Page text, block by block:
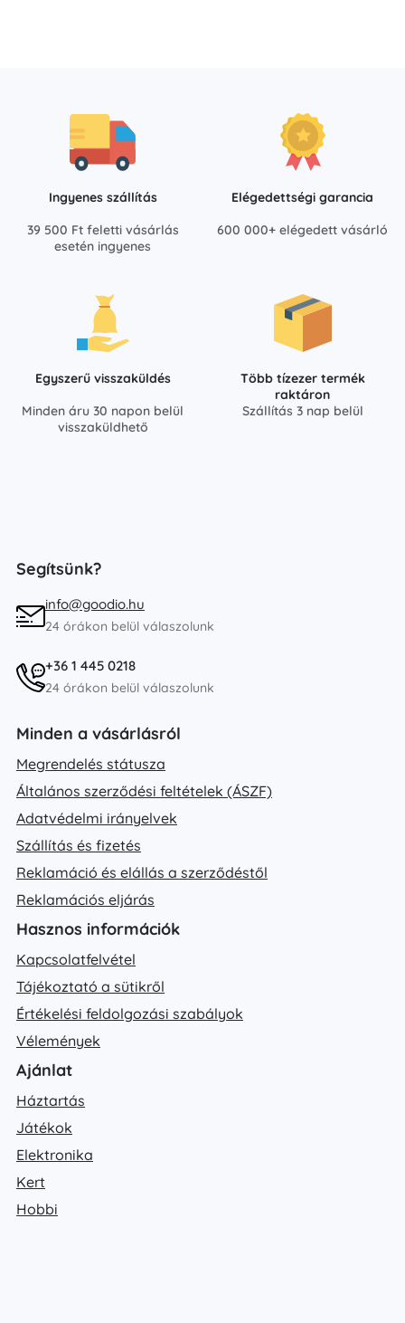
Ingyenes szállítás
39 500 Ft feletti vásárlás
esetén ingyenes
Elégedettségi garancia
600 000+ elégedett vásárló
Egyszerű visszaküldés
Minden áru 30 napon belül
visszaküldhető
Több tízezer termék
raktáron
Szállítás 3 nap belül
Segítsünk?
info@goodio.hu
24 órákon belül válaszolunk
+36 1 445 0218
24 órákon belül válaszolunk
Minden a vásárlásról
Megrendelés státusza
Általános szerződési feltételek (ÁSZF)
Adatvédelmi irányelvek
Szállítás és fizetés
Reklamáció és elállás a szerződéstől
Reklamációs eljárás
Hasznos információk
Kapcsolatfelvétel
Tájékoztató a sütikről
Értékelési feldolgozási szabályok
Vélemények
Ajánlat
Háztartás
Játékok
Elektronika
Kert
Hobbi